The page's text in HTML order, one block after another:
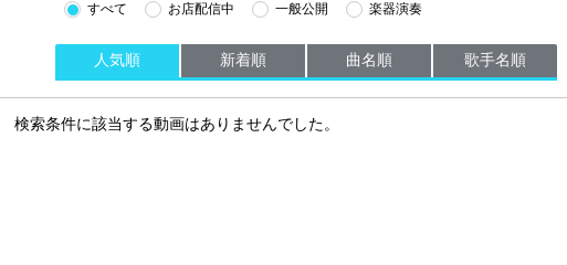
すべて お店配信中 一般公開 楽器演奏
人気順 新着順 曲名順 歌手名順
検索条件に該当する動画はありませんでした。